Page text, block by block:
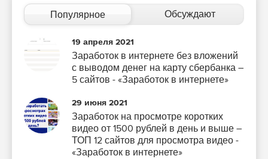
Популярное Обсуждают
19 апреля 2021
Заработок в интернете без вложений
с выводом денег на карту сбербанка –
5 сайтов - «Заработок в интернете»
29 июня 2021
Заработок на просмотре коротких
видео от 1500 рублей в день и выше –
ТОП 12 сайтов для просмотра видео -
«Заработок в интернете»